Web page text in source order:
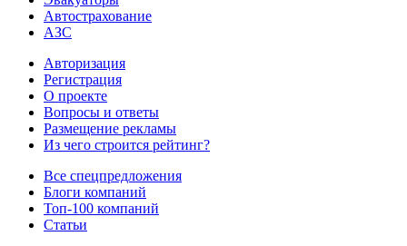
Автострахование
АЗС
Авторизация
Регистрация
О проекте
Вопросы и ответы
Размещение рекламы
Из чего строится рейтинг?
Все спецпредложения
Блоги компаний
Топ-100 компаний
Статьи